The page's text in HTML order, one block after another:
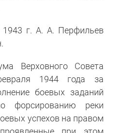
г. А. А. Перфильев
Верховного Совета
1944 года за
боевых заданий
форсированию реки
успехов на правом